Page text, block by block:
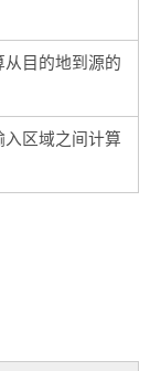
目的地到源的
区域之间计算